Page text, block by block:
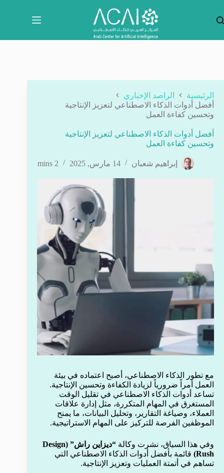
المحتوى
الرئيسية
الراصد الإخباري
أفضل أدوات الذكاء الاصطناعي لتعزيز الإنتاجية
وتحسين كفاءة العمل
أفضل أدوات الذكاء الاصطناعي لتعزيز الإنتاجية
وتحسين كفاءة العمل
إبراهيم شعبان 14 مارس, 2025 2 mins
مع تطور الذكاء الاصطناعي، أصبح اعتماده في بيئة
العمل أمراً ضرورياً لزيادة الكفاءة وتحسين الإنتاجية.
تساعد أدوات الذكاء الاصطناعي في تقليل الوقت
المستغرق في المهام المتكررة، مثل إدارة علاقات
العملاء، وصياغة التقارير، وتحليل البيانات، ما يمنح
الموظفين الفرصة للتركيز على المهام الاستراتيجية.
وفي هذا السياق، نشرت وكالة
“ديزاين راش” (Design
Rush) قائمة بأفضل أدوات الذكاء الاصطناعي التي
تساهم في أتمتة العمليات وتعزيز الإنتاجية.